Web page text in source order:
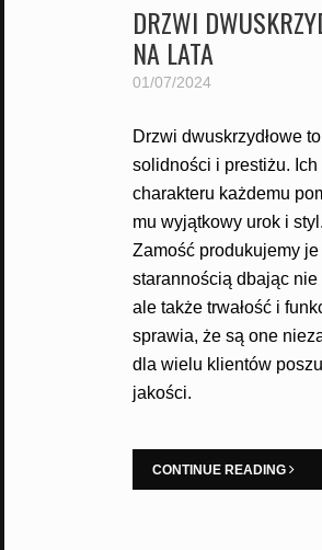
DRZWI
NA LATA
01/07/2024
Drzwi dwuskrzydłowe
solidności i prestiżu.
charakteru każdemu
mu wyjątkowy urok i
Zamość produkujemy je
starannością dbając nie
ale także trwałość i
sprawia, że są one
dla wielu klientów
jakości.
CONTINUE READING